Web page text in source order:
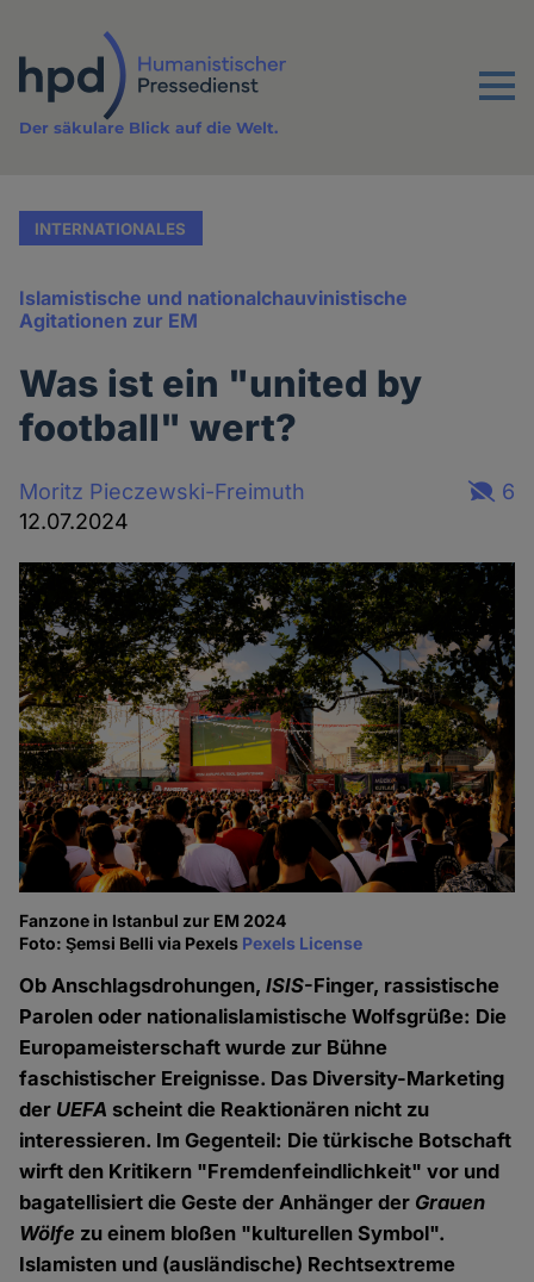
Inhalt
Menu
Der säkulare Blick auf die Welt.
INTERNATIONALES
Islamistische und nationalchauvinistische
Agitationen zur EM
Was ist ein "united by
football" wert?
Moritz Pieczewski-Freimuth
12.07.2024
6
Fanzone in Istanbul zur EM 2024
Foto: Şemsi Belli via Pexels Pexels License
Ob Anschlagsdrohungen,ISIS-Finger, rassistische
Parolen oder nationalislamistische Wolfsgrüße: Die
Europameisterschaft wurde zur Bühne
faschistischer Ereignisse. Das Diversity-Marketing
der UEFA scheint die Reaktionären nicht zu
interessieren. Im Gegenteil: Die türkische Botschaft
wirft den Kritikern "Fremdenfeindlichkeit" vor und
bagatellisiert die Geste der Anhänger der Grauen
Wölfe zu einem bloßen "kulturellen Symbol".
Islamisten und (ausländische) Rechtsextreme